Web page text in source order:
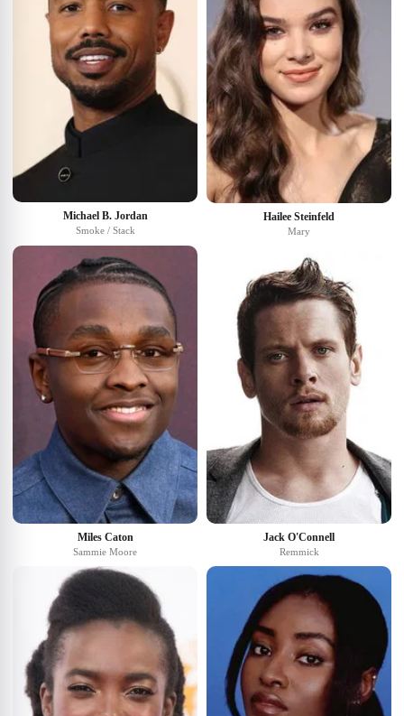
Michael B. Jordan
Smoke / Stack
Hailee Steinfeld
Mary
Miles Caton
Sammie Moore
Jack O'Connell
Remmick